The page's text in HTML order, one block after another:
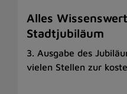
Alles
Stadtjubiläum
3. Ausgabe des
vielen Stellen zur